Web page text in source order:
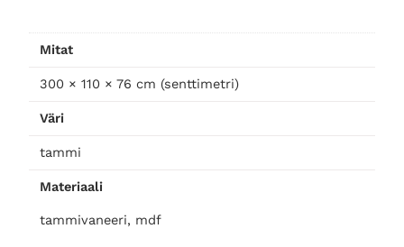
Mitat
300 × 110 × 76 cm (senttimetri)
Väri
tammi
Materiaali
tammivaneeri, mdf